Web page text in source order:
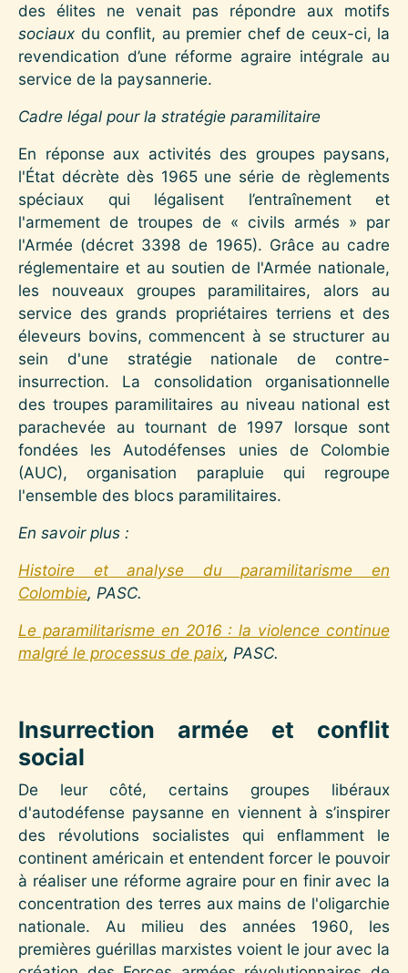
des élites ne venait pas répondre aux motifs
sociaux du conflit, au premier chef de ceux-ci, la
revendication d’une réforme agraire intégrale au
service de la paysannerie.
Cadre légal pour la stratégie paramilitaire
En réponse aux activités des groupes paysans,
l'État décrète dès 1965 une série de règlements
spéciaux qui légalisent l’entraînement et
l'armement de troupes de « civils armés » par
l'Armée (décret 3398 de 1965). Grâce au cadre
réglementaire et au soutien de l'Armée nationale,
les nouveaux groupes paramilitaires, alors au
service des grands propriétaires terriens et des
éleveurs bovins, commencent à se structurer au
sein d'une stratégie nationale de contre-
insurrection. La consolidation organisationnelle
des troupes paramilitaires au niveau national est
parachevée au tournant de 1997 lorsque sont
fondées les Autodéfenses unies de Colombie
(AUC), organisation parapluie qui regroupe
l'ensemble des blocs paramilitaires.
En savoir plus :
Histoire et analyse du paramilitarisme en
Colombie, PASC.
Le paramilitarisme en 2016 : la violence continue
malgré le processus de paix, PASC.
Insurrection armée et conflit
social
De leur côté, certains groupes libéraux
d'autodéfense paysanne en viennent à s’inspirer
des révolutions socialistes qui enflamment le
continent américain et entendent forcer le pouvoir
à réaliser une réforme agraire pour en finir avec la
concentration des terres aux mains de l'oligarchie
nationale. Au milieu des années 1960, les
premières guérillas marxistes voient le jour avec la